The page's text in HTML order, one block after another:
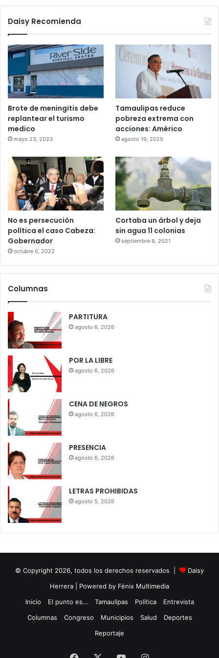
Daisy Recomienda
Brote de meningitis debe
replantear el turismo
medico
mayo 23, 2023
Tamaulipas reduce
pobreza extrema con
acciones: Américo
agosto 19, 2025
No es persecución
política el caso Cabeza:
Gobernador
octubre 6, 2022
Cortaba un árbol y deja
sin agua 11 colonias
septiembre 8, 2021
Columnas
PARTITURA
agosto 6, 2026
POR LA LIBRE
agosto 6, 2026
CENA DE NEGROS
agosto 6, 2026
PRESENCIA
agosto 6, 2026
LETRAS PROHIBIDAS
agosto 5, 2026
© Copyright 2026, todos los derechos reservados |
Daisy
Herrera | Powered by Fénix Multimedia
Inicio
El punto es… Tamaulipas Política
Entrevista
Columnas
Congreso Municipios Salud
Deportes
Reportaje